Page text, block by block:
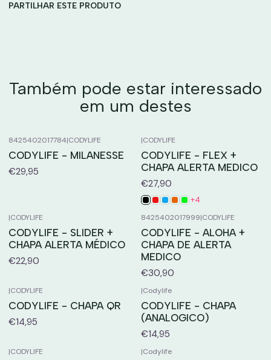
PARTILHAR ESTE PRODUTO
Também pode estar interessado
em um destes
8425402017784|CODYLIFE
CODYLIFE - MILANESSE
€29,95
|CODYLIFE
CODYLIFE - FLEX +
CHAPA ALERTA MEDICO
€27,90
+4
|CODYLIFE
CODYLIFE - SLIDER +
CHAPA ALERTA MÉDICO
€22,90
8425402017999|CODYLIFE
CODYLIFE - ALOHA +
CHAPA DE ALERTA
MEDICO
€30,90
|CODYLIFE
CODYLIFE - CHAPA QR
€14,95
|Codylife
CODYLIFE - CHAPA
(ANALOGICO)
€14,95
|CODYLIFE |Codylife